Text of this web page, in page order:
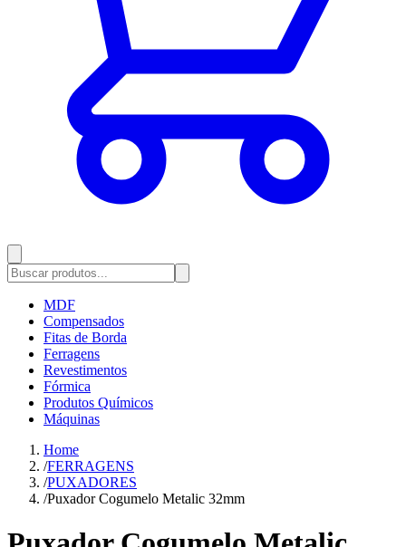
MDF
Compensados
Fitas de Borda
Ferragens
Revestimentos
Fórmica
Produtos Químicos
Máquinas
Home
/FERRAGENS
/PUXADORES
/Puxador Cogumelo Metalic 32mm